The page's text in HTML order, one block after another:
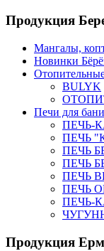
Продукция
Мангалы,
Новинки
BULYK
Печи для
ПЕЧЬ-
ПЕЧЬ
ПЕЧЬ
ПЕЧЬ
ПЕЧЬ
ПЕЧЬ
ПЕЧЬ-
Продукция